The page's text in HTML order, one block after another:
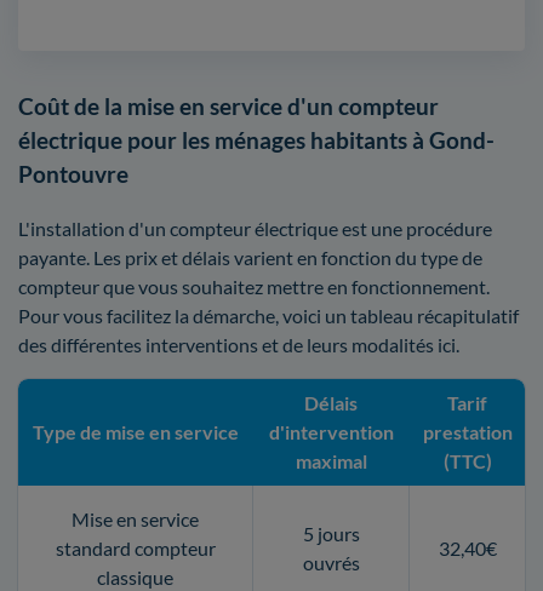
Coût de la mise en service d'un compteur
électrique pour les ménages habitants à Gond-
Pontouvre
L'installation d'un compteur électrique est une procédure
payante. Les prix et délais varient en fonction du type de
compteur que vous souhaitez mettre en fonctionnement.
Pour vous facilitez la démarche, voici un tableau récapitulatif
des différentes interventions et de leurs modalités ici.
Type de mise en service
Délais
d'intervention
maximal
Tarif
prestation
(TTC)
Mise en service
standard compteur
classique
5 jours
ouvrés
32,40€